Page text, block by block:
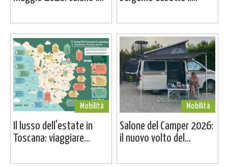
Mobilità
Il lusso dell'estate in
Toscana: viaggiare...
Mobilità
Salone del Camper 2026:
il nuovo volto del...